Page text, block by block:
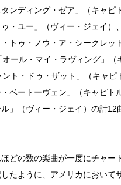
ンディング・ゼア」（キャピ
ゥ・ユー」（ヴィー・ジェイ）
トゥ・ノウ・ア・シークレッ
ール・マイ・ラヴィング」（
ト・ドゥ・ザット」（キャピ
・ベートーヴェン」（キャピト
ル」（ヴィー・ジェイ）の計12
どの数の楽曲が一度にチャー
たように、アメリカにおいて